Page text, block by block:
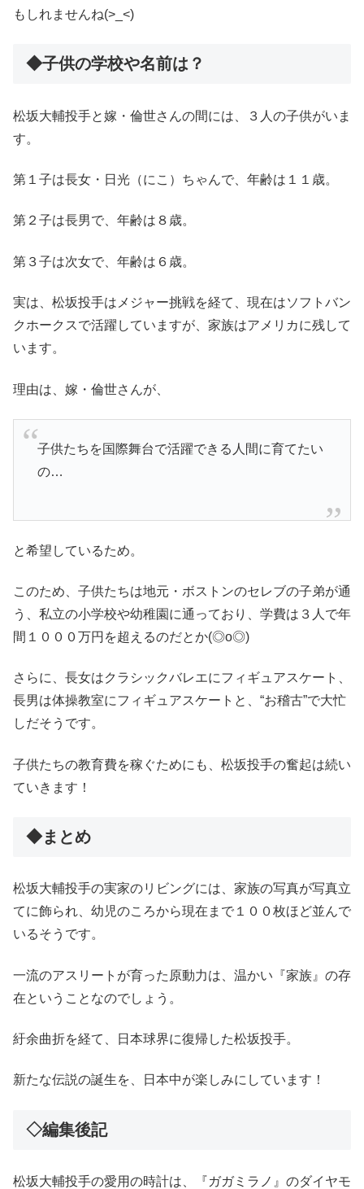
もしれませんね(>_<)
◆子供の学校や名前は？
松坂大輔投手と嫁・倫世さんの間には、３人の子供がいま
す。
第１子は長女・日光（にこ）ちゃんで、年齢は１１歳。
第２子は長男で、年齢は８歳。
第３子は次女で、年齢は６歳。
実は、松坂投手はメジャー挑戦を経て、現在はソフトバン
クホークスで活躍していますが、家族はアメリカに残して
います。
理由は、嫁・倫世さんが、
子供たちを国際舞台で活躍できる人間に育てたい
の…
と希望しているため。
このため、子供たちは地元・ボストンのセレブの子弟が通
う、私立の小学校や幼稚園に通っており、学費は３人で年
間１０００万円を超えるのだとか(◎o◎)
さらに、長女はクラシックバレエにフィギュアスケート、
長男は体操教室にフィギュアスケートと、“お稽古”で大忙
しだそうです。
子供たちの教育費を稼ぐためにも、松坂投手の奮起は続い
ていきます！
◆まとめ
松坂大輔投手の実家のリビングには、家族の写真が写真立
てに飾られ、幼児のころから現在まで１００枚ほど並んで
いるそうです。
一流のアスリートが育った原動力は、温かい『家族』の存
在ということなのでしょう。
紆余曲折を経て、日本球界に復帰した松坂投手。
新たな伝説の誕生を、日本中が楽しみにしています！
◇編集後記
松坂大輔投手の愛用の時計は、『ガガミラノ』のダイヤモ